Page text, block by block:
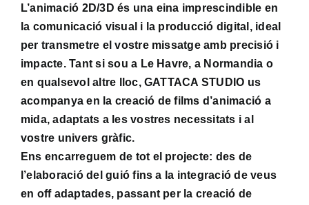
L’animació 2D/3D és una eina imprescindible en
la comunicació visual i la producció digital, ideal
per transmetre el vostre missatge amb precisió i
impacte. Tant si sou a Le Havre, a Normandia o
en qualsevol altre lloc, GATTACA STUDIO us
acompanya en la creació de films d’animació a
mida, adaptats a les vostres necessitats i al
vostre univers gràfic.
Ens encarreguem de tot el projecte: des de
l’elaboració del guió fins a la integració de veus
en off adaptades, passant per la creació de